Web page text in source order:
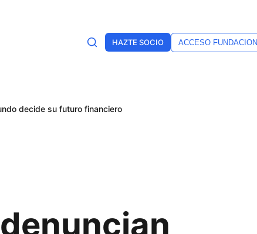
HAZTE SOCIO ACCESO
decide su futuro financiero